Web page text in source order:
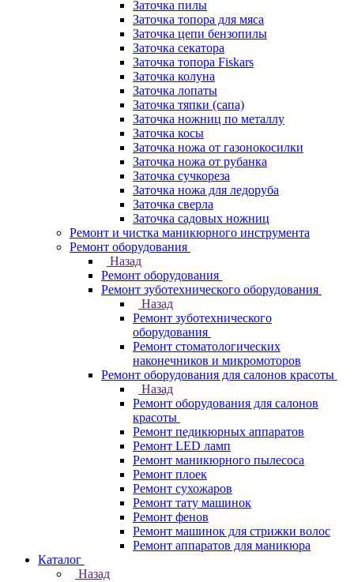
Заточка пилы
Заточка топора для мяса
Заточка цепи бензопилы
Заточка секатора
Заточка топора Fiskars
Заточка колуна
Заточка лопаты
Заточка тяпки (сапа)
Заточка ножниц по металлу
Заточка косы
Заточка ножа от газонокосилки
Заточка ножа от рубанка
Заточка сучкореза
Заточка ножа для ледоруба
Заточка сверла
Заточка садовых ножниц
Ремонт и чистка маникюрного инструмента
Ремонт оборудования
Назад
Ремонт оборудования
Ремонт зуботехнического оборудования
Назад
Ремонт зуботехнического
оборудования
Ремонт стоматологических
наконечников и микромоторов
Ремонт оборудования для салонов красоты
Назад
Ремонт оборудования для салонов
красоты
Ремонт педикюрных аппаратов
Ремонт LED ламп
Ремонт маникюрного пылесоса
Ремонт плоек
Ремонт сухожаров
Ремонт тату машинок
Ремонт фенов
Ремонт машинок для стрижки волос
Ремонт аппаратов для маникюра
Каталог
Назад